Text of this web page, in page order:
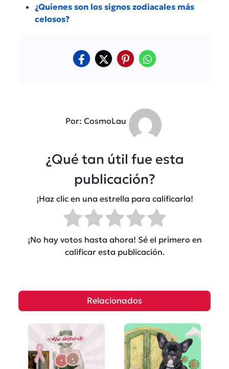
¿Quienes son los signos zodiacales más
celosos?
Por: CosmoLau
¿Qué tan útil fue esta
publicación?
¡Haz clic en una estrella para calificarla!
¡No hay votos hasta ahora! Sé el primero en
calificar esta publicación.
Relacionados